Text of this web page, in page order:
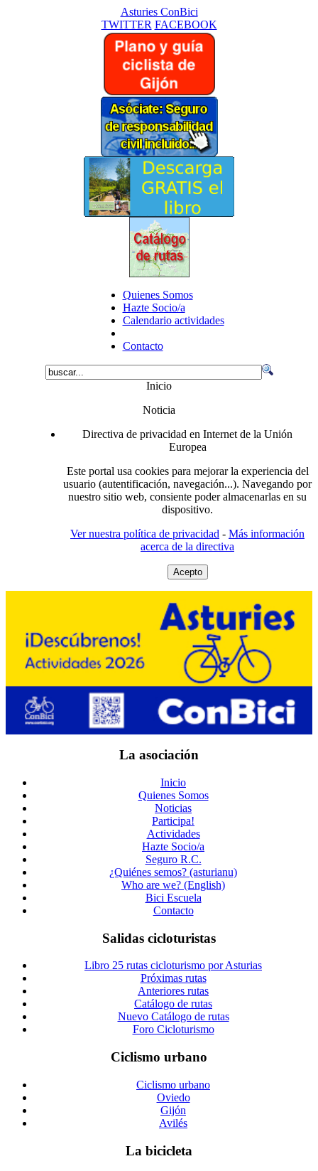
Asturies ConBici
TWITTER FACEBOOK
Quienes Somos
Hazte Socio/a
Calendario actividades
Contacto
Inicio
Noticia
Directiva de privacidad en Internet de la Unión
Europea
Este portal usa cookies para mejorar la experiencia del
usuario (autentificación, navegación...). Navegando por
nuestro sitio web, consiente poder almacenarlas en su
dispositivo.
Ver nuestra política de privacidad - Más información
acerca de la directiva
Acepto
La asociación
Inicio
Quienes Somos
Noticias
Participa!
Actividades
Hazte Socio/a
Seguro R.C.
¿Quiénes semos? (asturianu)
Who are we? (English)
Bici Escuela
Contacto
Salidas cicloturistas
Libro 25 rutas cicloturismo por Asturias
Próximas rutas
Anteriores rutas
Catálogo de rutas
Nuevo Catálogo de rutas
Foro Cicloturismo
Ciclismo urbano
Ciclismo urbano
Oviedo
Gijón
Avilés
La bicicleta